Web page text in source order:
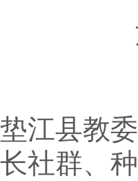
垫江县教
长社群、